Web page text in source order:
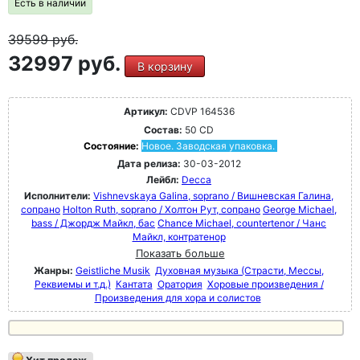
Есть в наличии
39599руб.
32997 руб. В корзину
Артикул: CDVP 164536
Состав: 50 CD
Состояние: Новое. Заводская упаковка.
Дата релиза: 30-03-2012
Лейбл: Decca
Исполнители: Vishnevskaya Galina, soprano / Вишневская Галина,
сопрано Holton Ruth, soprano / Холтон Рут, сопрано George Michael,
bass / Джордж Майкл, бас Chance Michael, countertenor / Чанс
Майкл, контратенор
Показать больше
Жанры: Geistliche Musik Духовная музыка (Страсти, Мессы,
Реквиемы и т.д.) Кантата Оратория Хоровые произведения /
Произведения для хора и солистов